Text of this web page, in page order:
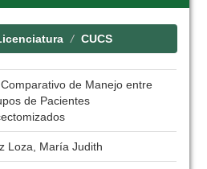
CUCS
de Manejo entre
de Pacientes
Loza, María Judith